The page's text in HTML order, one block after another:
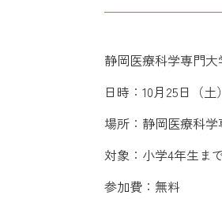
静岡医療科学専門
日時：10月25日（土
場所：静岡医療科
対象：小学4年生ま
参加費：無料